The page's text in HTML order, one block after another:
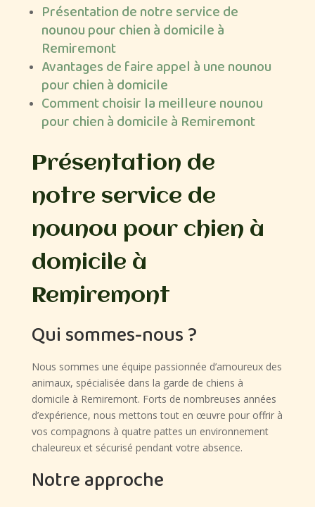
Présentation de notre service de
nounou pour chien à domicile à
Remiremont
Avantages de faire appel à une nounou
pour chien à domicile
Comment choisir la meilleure nounou
pour chien à domicile à Remiremont
Présentation de
notre service de
nounou pour chien à
domicile à
Remiremont
Qui sommes-nous ?
Nous sommes une équipe passionnée d’amoureux des
animaux, spécialisée dans la garde de chiens à
domicile à Remiremont. Forts de nombreuses années
d’expérience, nous mettons tout en œuvre pour offrir à
vos compagnons à quatre pattes un environnement
chaleureux et sécurisé pendant votre absence.
Notre approche